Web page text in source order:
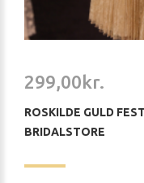
299,00kr.
ROSKILDE GULD
BRIDALSTORE